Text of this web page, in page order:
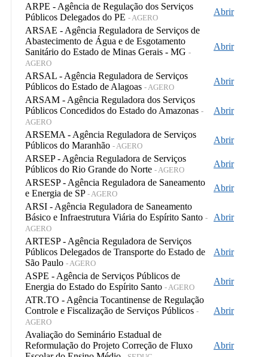
ARPE - Agência de Regulação dos Serviços
Públicos Delegados do PE - AGERO
Abrir
ARSAE - Agência Reguladora de Serviços de
Abastecimento de Água e de Esgotamento
Sanitário do Estado de Minas Gerais - MG -
AGERO
Abrir
ARSAL - Agência Reguladora de Serviços
Públicos do Estado de Alagoas - AGERO
Abrir
ARSAM - Agência Reguladora dos Serviços
Públicos Concedidos do Estado do Amazonas -
AGERO
Abrir
ARSEMA - Agência Reguladora de Serviços
Públicos do Maranhão - AGERO
Abrir
ARSEP - Agência Reguladora de Serviços
Públicos do Rio Grande do Norte - AGERO
Abrir
ARSESP - Agência Reguladora de Saneamento
e Energia de SP - AGERO
Abrir
ARSI - Agência Reguladora de Saneamento
Básico e Infraestrutura Viária do Espírito Santo -
AGERO
Abrir
ARTESP - Agência Reguladora de Serviços
Públicos Delegados de Transporte do Estado de
São Paulo - AGERO
Abrir
ASPE - Agência de Serviços Públicos de
Energia do Estado do Espírito Santo - AGERO
Abrir
ATR.TO - Agência Tocantinense de Regulação
Controle e Fiscalização de Serviços Públicos -
AGERO
Abrir
Avaliação do Seminário Estadual de
Reformulação do Projeto Correção de Fluxo
Abrir